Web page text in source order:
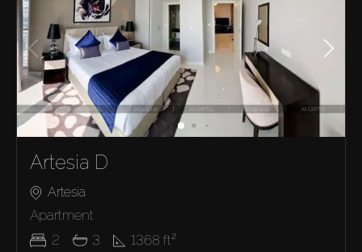
Artesia D
Artesia
Apartment
2
3 1368 ft²